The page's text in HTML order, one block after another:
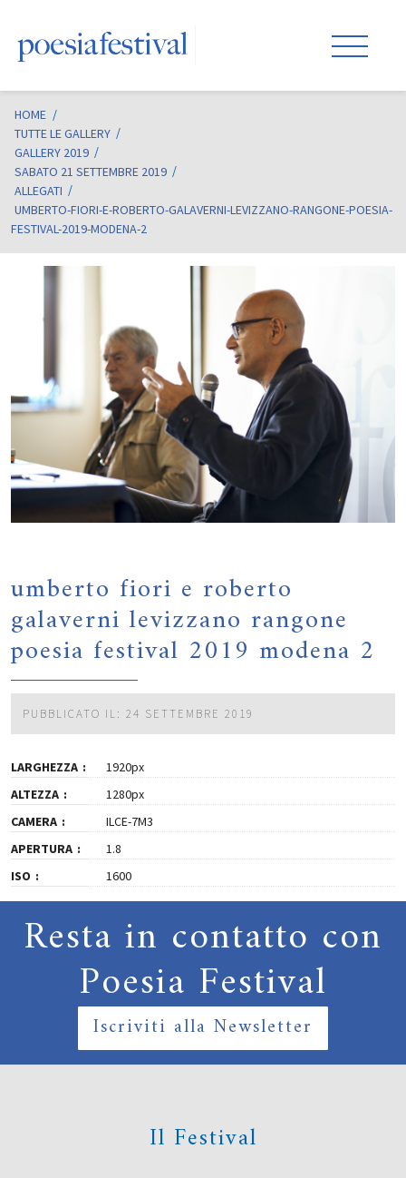
HOME /
TUTTE LE GALLERY
GALLERY 2019
SABATO 21 SETTEMBRE 2019
ALLEGATI
UMBERTO-FIORI-E-ROBERTO-GALAVERNI-LEVIZZANO-RANGONE-POESIA-
FESTIVAL-2019-MODENA-2
umberto fiori e roberto
galaverni levizzano rangone
poesia festival 2019 modena 2
PUBBLICATO IL: 24 SETTEMBRE 2019
LARGHEZZA
1920px
ALTEZZA
1280px
CAMERA
ILCE-7M3
APERTURA
1.8
ISO
1600
Resta in contatto con
Poesia Festival
Iscriviti alla Newsletter
Il Festival